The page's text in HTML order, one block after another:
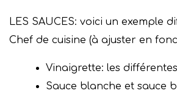
LES SAUCES: voici un exemple
Chef de cuisine (à ajuster en
Vinaigrette: les
Sauce blanche et sauce